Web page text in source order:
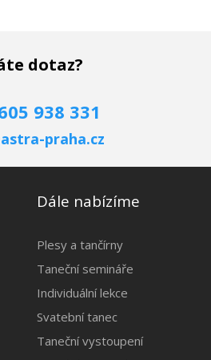
dotaz?
938 331
praha.cz
Dále nabízíme
Plesy a tančírny
Taneční semináře
Individuální lekce
Svatební tanec
Taneční vystoupení